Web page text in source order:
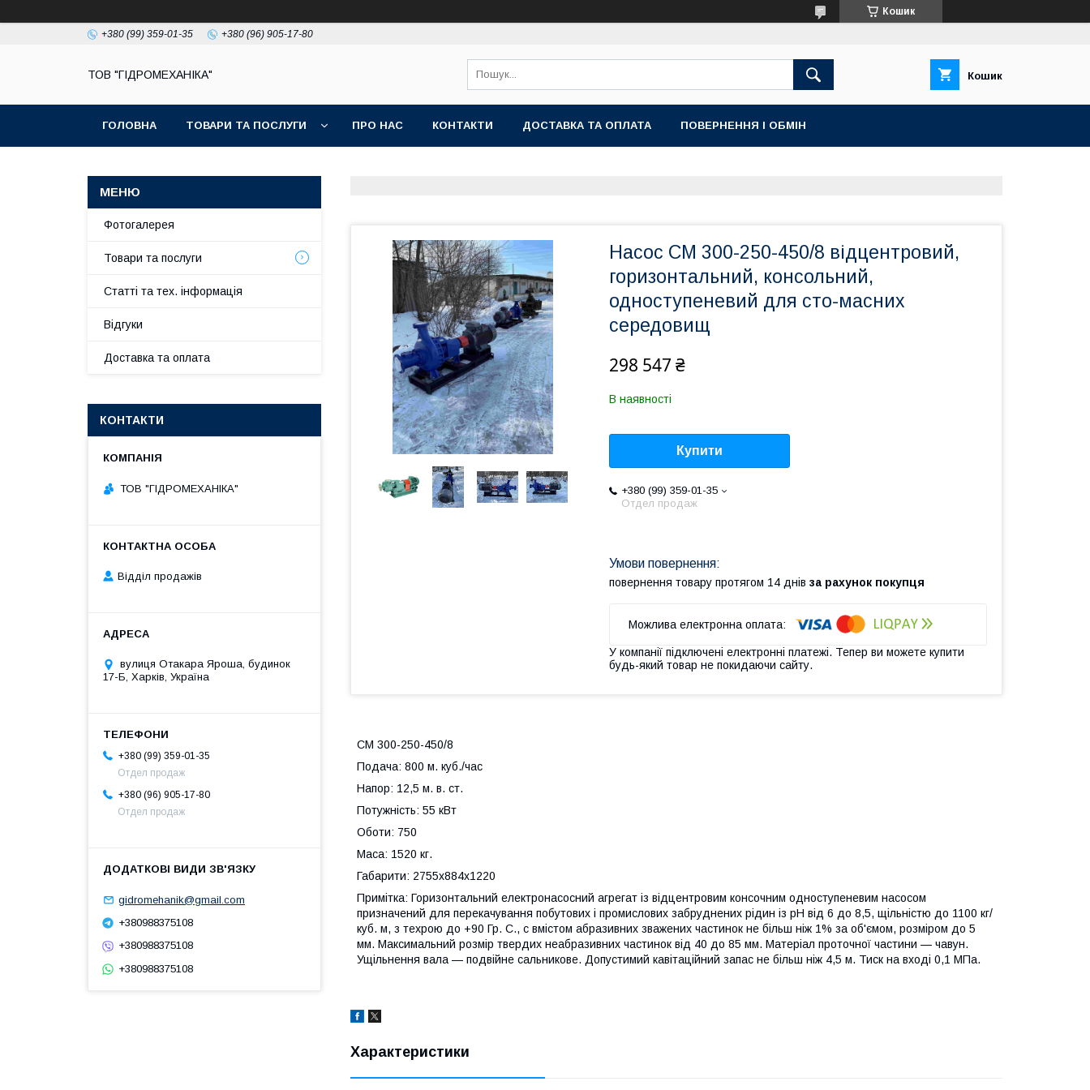
Кошик
+380 (99) 359-01-35 +380 (96) 905-17-80
ТОВ "ГІДРОМЕХАНІКА" Кошик
ГОЛОВНА ТОВАРИ ТА ПОСЛУГИ ПРО НАС КОНТАКТИ ДОСТАВКА ТА ОПЛАТА ПОВЕРНЕННЯ І ОБМІН
Насос СМ 300-250-450/8 відцентровий,
горизонтальний, консольний,
одноступеневий для сто-масних
середовищ
298 547 ₴
В наявності
Купити
+380 (99) 359-01-35
Отдел продаж
повернення товару протягом 14 днів за рахунок покупця
У компанії підключені електронні платежі. Тепер ви можете купити
будь-який товар не покидаючи сайту.
СМ 300-250-450/8
Подача: 800 м. куб./час
Напор: 12,5 м. в. ст.
Потужність: 55 кВт
Оботи: 750
Маса: 1520 кг.
Габарити: 2755х884х1220
Примітка: Горизонтальний електронасосний агрегат із відцентровим консочним одноступеневим насосом
призначений для перекачування побутових і промислових забруднених рідин із pH від 6 до 8,5, щільністю до 1100 кг/
куб. м, з техрою до +90 Гр. С., с вмістом абразивних зважених частинок не більш ніж 1% за об'ємом, розміром до 5
мм. Максимальний розмір твердих неабразивних частинок від 40 до 85 мм. Матеріал проточної частини — чавун.
Ущільнення вала — подвійне сальникове. Допустимий кавітаційний запас не більш ніж 4,5 м. Тиск на вході 0,1 МПа.
Характеристики
Фотогалерея
Товари та послуги
Статті та тех. інформація
Відгуки
Доставка та оплата
КОНТАКТИ
ТОВ "ГІДРОМЕХАНІКА"
Відділ продажів
вулиця Отакара Яроша, будинок
17-Б, Харків, Україна
+380 (99) 359-01-35
Отдел продаж
+380 (96) 905-17-80
Отдел продаж
gidromehanik@gmail.com
+380988375108
+380988375108
+380988375108